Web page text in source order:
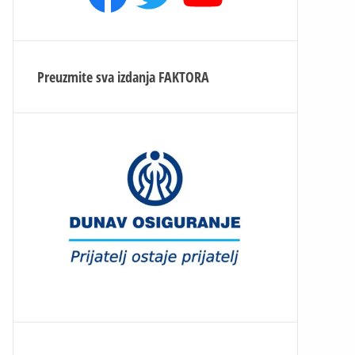
Preuzmite sva izdanja FAKTORA